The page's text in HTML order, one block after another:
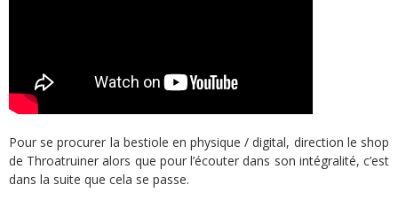
Pour se procurer la bestiole en physique / digital, direction le shop
de Throatruiner alors que pour l’écouter dans son intégralité, c’est
dans la suite que cela se passe.